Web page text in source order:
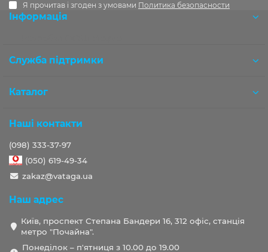
Я прочитав і згоден з умовами Политика безопасности
Інформація
Служба підтримки
Каталог
Наші контакти
(098) 333-37-97
(050) 619-49-34
zakaz@vataga.ua
Наш адрес
Київ, проспект Степана Бандери 16, 312 офіс, станція
метро "Почайна".
Понеділок – п'ятниця з 10.00 до 19.00